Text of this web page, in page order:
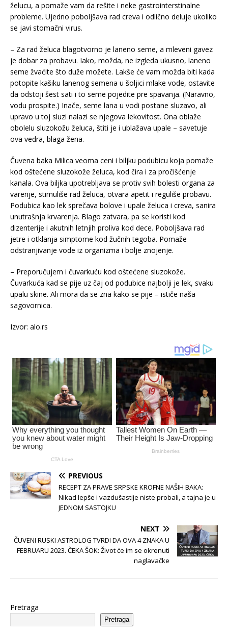
želucu, a pomaže vam da rešite i neke gastrointerstinalne
probleme. Ujedno poboljšava rad creva i odlično deluje ukoliko
se javi stomačni virus.
– Za rad želuca blagotvorno je laneno seme, a mleveni gavez
je dobar za probavu. Iako, možda, ne izgleda ukusno, laneno
seme žvaćite što duže možete. Lakše će vam možda biti kada
potopite kašiku lanenog semena u šoljici mlake vode, ostavite
da odstoji šest sati i to seme pojedite pre spavanja. (Naravno,
vodu prospite.) Inače, seme lana u vodi postane sluzavo, ali
upravo u toj sluzi nalazi se njegova le­ko­vitost. Ona oblaže
obolelu sluzokožu že­lu­ca, štiti je i ublažava upale – savetuje
ova vedra, blaga žena.
Čuvena baka Milica veoma ceni i biljku podubicu koja pomaže
kod oštećene sluzokože želuca, kod čira i za pročišćenje
kanala. Ova biljka upotrebljava se protiv svih bolesti organa za
varenje, stimuliše rad želuca, otvara apetit i reguliše probavu.
Podubica kao lek sprečava bolove i upale želuca i creva, sanira
unutrašnja krvarenja. Blago zatvara, pa se koristi kod
dizenterije i akutnih letnjih proliva kod dece. Poboljšava rad
jetre i otklanja simptome kod žučnih tegoba. Pomaže
odstranjivanje vode iz organizma i bolje znojenje.
– Preporučujem i čuvarkuću kod oštećene sluzokože.
Čuvarkuća kad se pije uz čaj od podubice najbolji je lek, svaku
upalu skine. Ali mora da se zna kako se pije – ističe naša
sagovornica.
Izvor: alo.rs
PREVIOUS
RECEPT ZA PRAVE SRPSKE KROFNE NAŠIH BAKA:
Nikad lepše i vazdušastije niste probali, a tajna je u
JEDNOM SASTOJKU
NEXT
ČUVENI RUSKI ASTROLOG TVRDI DA OVA 4 ZNAKA U
FEBRUARU 2023. ČEKA ŠOK: Život će im se okrenuti
naglavačke
Pretraga
Pretraga